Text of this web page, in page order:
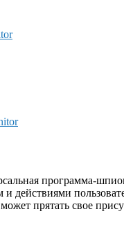
программа-
и действиями
прятать свое